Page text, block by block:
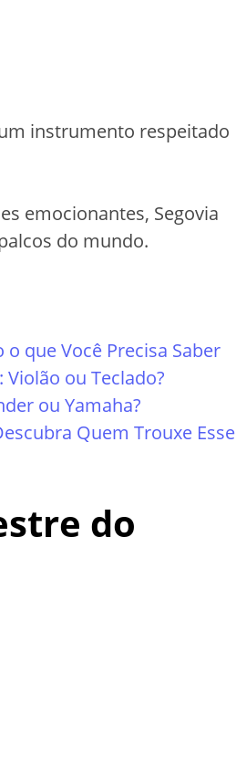
instrumento respeitado
emocionantes, Segovia
do mundo.
que Você Precisa Saber
ou Teclado?
ou Yamaha?
Quem Trouxe Esse
do